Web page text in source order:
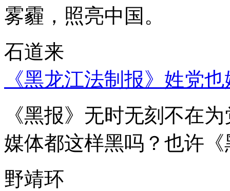
雾霾，照亮中国。
石道来
《黑龙江法制报》姓党
《黑报》无时无刻不在
媒体都这样黑吗？也许
野靖环